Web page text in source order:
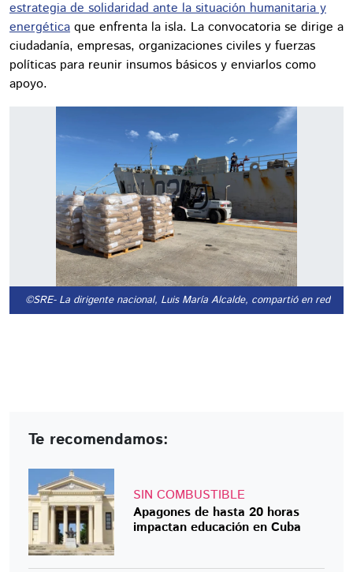
estrategia de solidaridad ante la situación humanitaria y
energética que enfrenta la isla. La convocatoria se dirige a
ciudadanía, empresas, organizaciones civiles y fuerzas
políticas para reunir insumos básicos y enviarlos como
apoyo.
©SRE- La dirigente nacional, Luis María Alcalde, compartió en redes
Te recomendamos:
SIN COMBUSTIBLE
Apagones de hasta 20 horas
impactan educación en Cuba